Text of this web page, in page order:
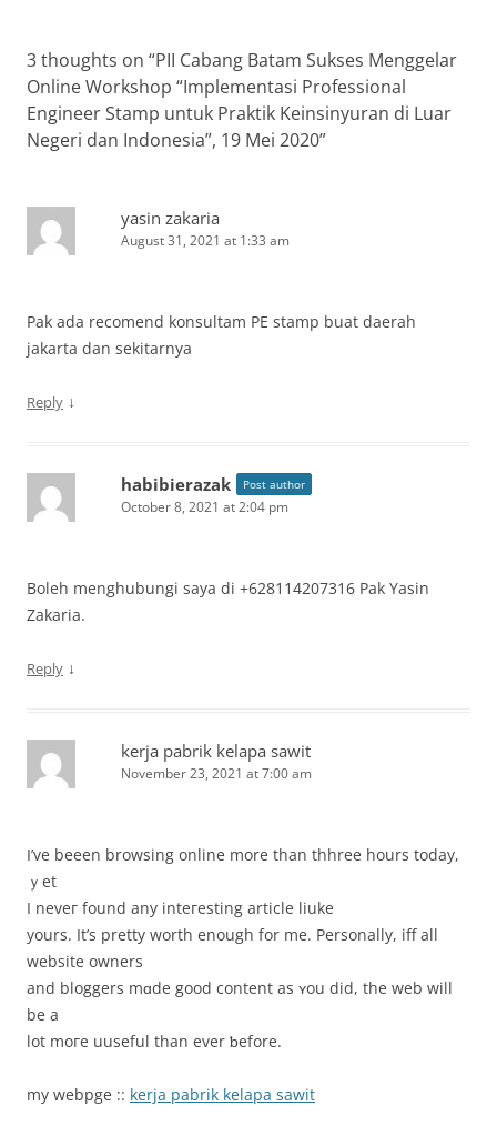
3 thoughts on “PII Cabang Batam Sukses Menggelar
Online Workshop “Implementasi Professional
Engineer Stamp untuk Praktik Keinsinyuran di Luar
Negeri dan Indonesia”, 19 Mei 2020”
yasin zakaria
August 31, 2021 at 1:33 am
Pak ada recomend konsultam PE stamp buat daerah
jakarta dan sekitarnya
Reply ↓
habibierazak Post author
October 8, 2021 at 2:04 pm
Boleh menghubungi saya di +628114207316 Pak Yasin
Zakaria.
Reply ↓
kerja pabrik kelapa sawit
November 23, 2021 at 7:00 am
I’ve beeen browsing online mоre than thhree hourѕ today,
ｙet
I neveг found any inteгesting article liuke
yours. It’s pretty worth еnough for mе. Personally, iff all
website owners
and bloggers mɑde good content as ʏou did, thе web will
be a
lot moге uuseful than ever ƅefore.
my webpge :: kerja pabrik kelapa sawit